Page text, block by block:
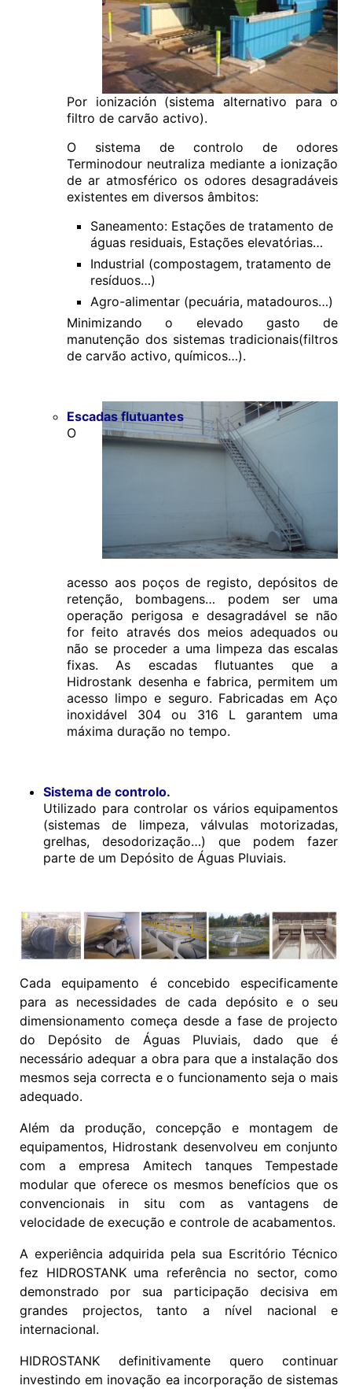
Por ionización (sistema alternativo para o
filtro de carvão activo).
O sistema de controlo de odores
Terminodour neutraliza mediante a ionização
de ar atmosférico os odores desagradáveis
existentes em diversos âmbitos:
Saneamento: Estações de tratamento de
águas residuais, Estações elevatórias…
Industrial (compostagem, tratamento de
resíduos…)
Agro-alimentar (pecuária, matadouros…)
Minimizando o elevado gasto de
manutenção dos sistemas tradicionais(filtros
de carvão activo, químicos…).
Escadas flutuantes
O
acesso aos poços de registo, depósitos de
retenção, bombagens… podem ser uma
operação perigosa e desagradável se não
for feito através dos meios adequados ou
não se proceder a uma limpeza das escalas
fixas. As escadas flutuantes que a
Hidrostank desenha e fabrica, permitem um
acesso limpo e seguro. Fabricadas em Aço
inoxidável 304 ou 316 L garantem uma
máxima duração no tempo.
Sistema de controlo.
Utilizado para controlar os vários equipamentos
(sistemas de limpeza, válvulas motorizadas,
grelhas, desodorização…) que podem fazer
parte de um Depósito de Águas Pluviais.
Cada equipamento é concebido especificamente
para as necessidades de cada depósito e o seu
dimensionamento começa desde a fase de projecto
do Depósito de Águas Pluviais, dado que é
necessário adequar a obra para que a instalação dos
mesmos seja correcta e o funcionamento seja o mais
adequado.
Além da produção, concepção e montagem de
equipamentos, Hidrostank desenvolveu em conjunto
com a empresa Amitech tanques Tempestade
modular que oferece os mesmos benefícios que os
convencionais in situ com as vantagens de
velocidade de execução e controle de acabamentos.
A experiência adquirida pela sua Escritório Técnico
fez HIDROSTANK uma referência no sector, como
demonstrado por sua participação decisiva em
grandes projectos, tanto a nível nacional e
internacional.
HIDROSTANK definitivamente quero continuar
investindo em inovação ea incorporação de sistemas